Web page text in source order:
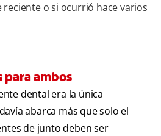
o si ocurrió hace varios
para ambos
dental era la única
abarca más que solo el
de junto deben ser